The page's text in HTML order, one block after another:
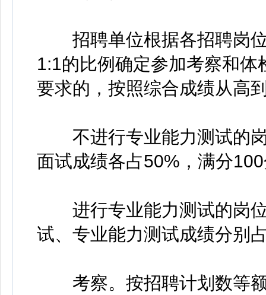
招聘单位根据各招聘岗位
1:1的比例确定参加考察和
要求的，按照综合成绩从高
不进行专业能力测试的岗
面试成绩各占50%，满分
进行专业能力测试的岗位
试、专业能力测试成绩分别
考察。按招聘计划数等额